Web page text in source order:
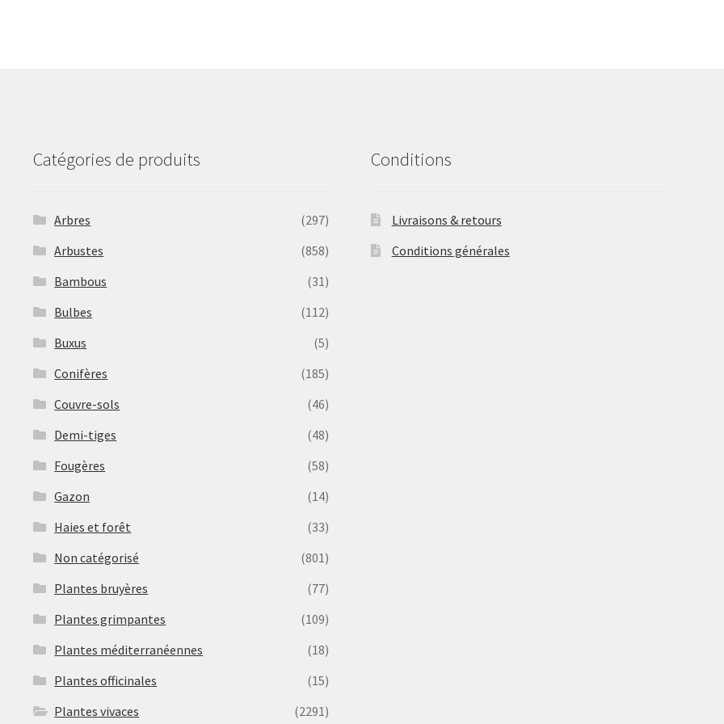
page
page
Catégories de produits
Arbres
(297)
Arbustes
(858)
Bambous
(31)
Bulbes
(112)
Buxus
(5)
Conifères
(185)
Couvre-sols
(46)
Demi-tiges
(48)
Fougères
(58)
Gazon
(14)
Haies et forêt
(33)
Non catégorisé
(801)
Plantes bruyères
(77)
Plantes grimpantes
(109)
Plantes méditerranéennes
(18)
Plantes officinales
(15)
Plantes vivaces
(2291)
Conditions
Livraisons & retours
Conditions générales